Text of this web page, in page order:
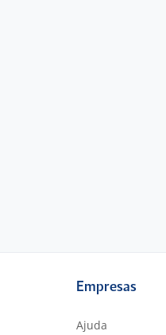
Empresas
Ajuda